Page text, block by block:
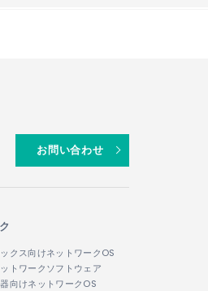
お問い合わせ
クス向けネットワークOS
トワークソフトウェア
向けネットワークOS